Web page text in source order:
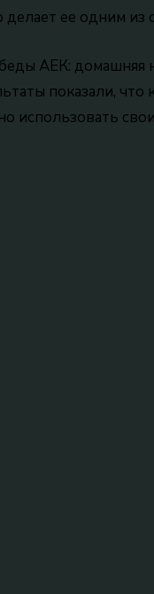
делает ее одним
АЕК: домашняя
показали,
использовать